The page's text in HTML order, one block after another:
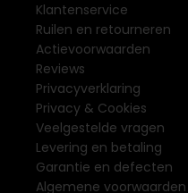
Klantenservice
Ruilen en retourneren
Actievoorwaarden
Reviews
Privacyverklaring
Privacy & Cookies
Veelgestelde vragen
Levering en betaling
Garantie en defecten
Algemene voorwaarden